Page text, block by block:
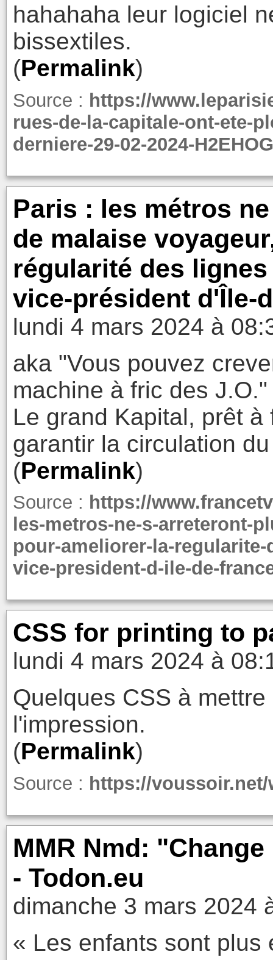
hahahaha leur logiciel
bissextiles.
(Permalink)
Source : https://
rues-de-la-capitale-ont-ete-
derniere-29-02-2024-
Paris : les métros
de malaise
régularité des
vice-président d'Île-
lundi 4 mars 2024 à
aka "Vous pouvez
machine à fric des J.O."
Le grand Kapital, prêt
garantir la circulation
(Permalink)
Source : https://
les-metros-ne-s-arreteront-
pour-ameliorer-la-
vice-president-d-ile-de-
CSS for printing to
lundi 4 mars 2024 à
Quelques CSS à
l'impression.
(Permalink)
Source : https://
MMR Nmd:
- Todon.eu
dimanche 3 mars 2024
« Les enfants sont plus